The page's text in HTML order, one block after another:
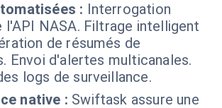
: Interrogation
l'API NASA. Filtrage intelligent
de résumés de
Envoi d'alertes multicanales.
logs de surveillance.
native : Swiftask assure une